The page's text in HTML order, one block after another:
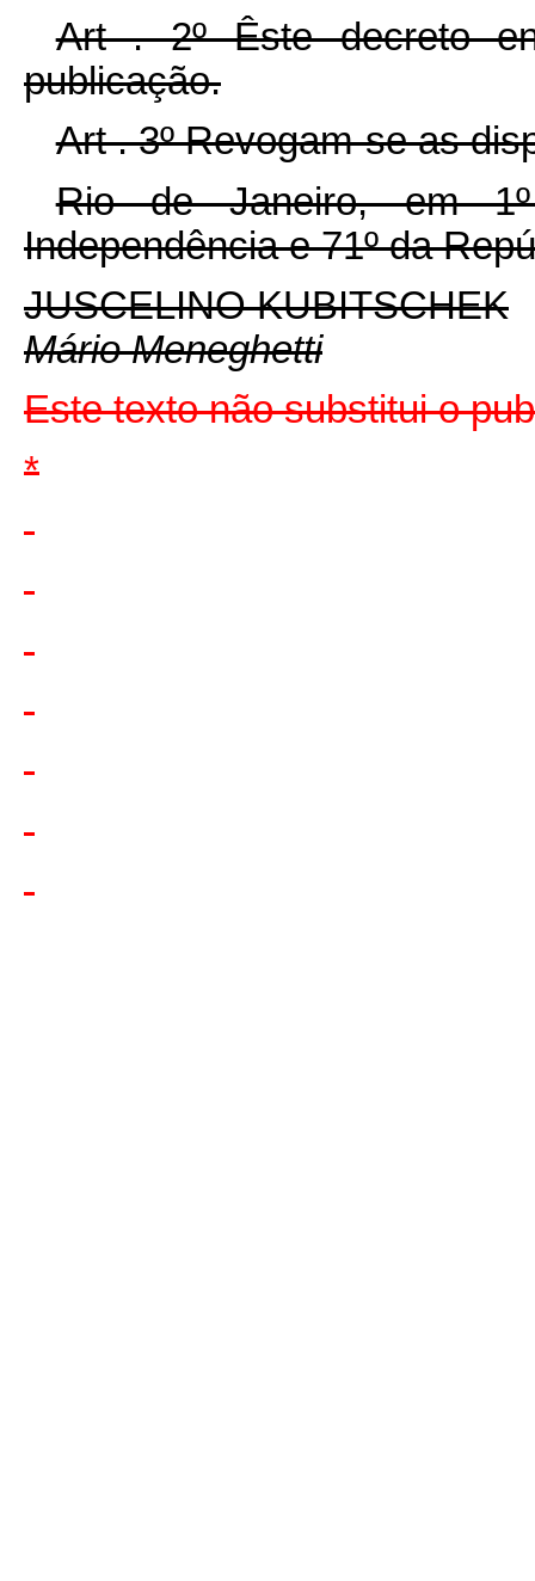
Art . 2º Êste decreto
publicação.
Art . 3º Revogam-se as
Rio de Janeiro, em
Independência e 71º da
JUSCELINO KUBITSCHEK
Mário Meneghetti
Este texto não substitui o
*